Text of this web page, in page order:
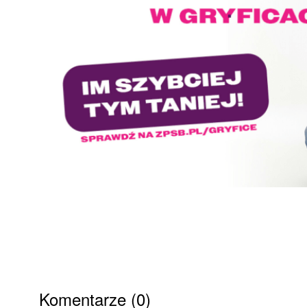
Komentarze (0)